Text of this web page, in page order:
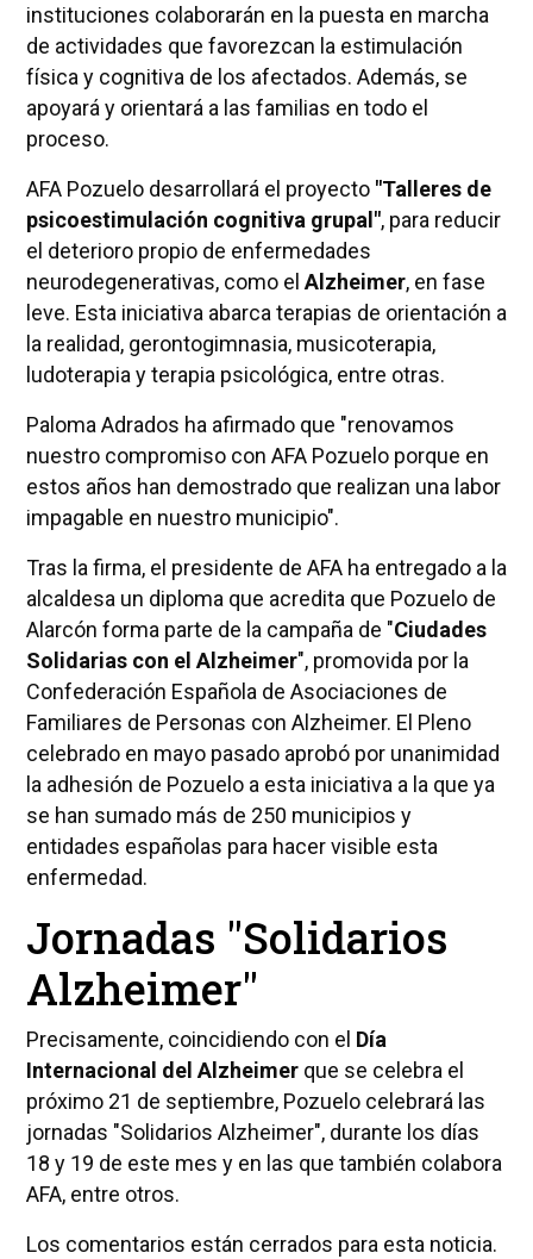
instituciones colaborarán en la puesta en marcha
de actividades que favorezcan la estimulación
física y cognitiva de los afectados. Además, se
apoyará y orientará a las familias en todo el
proceso.
AFA Pozuelo desarrollará el proyecto "Talleres de
psicoestimulación cognitiva grupal", para reducir
el deterioro propio de enfermedades
neurodegenerativas, como el Alzheimer, en fase
leve. Esta iniciativa abarca terapias de orientación a
la realidad, gerontogimnasia, musicoterapia,
ludoterapia y terapia psicológica, entre otras.
Paloma Adrados ha afirmado que "renovamos
nuestro compromiso con AFA Pozuelo porque en
estos años han demostrado que realizan una labor
impagable en nuestro municipio".
Tras la firma, el presidente de AFA ha entregado a la
alcaldesa un diploma que acredita que Pozuelo de
Alarcón forma parte de la campaña de "Ciudades
Solidarias con el Alzheimer", promovida por la
Confederación Española de Asociaciones de
Familiares de Personas con Alzheimer. El Pleno
celebrado en mayo pasado aprobó por unanimidad
la adhesión de Pozuelo a esta iniciativa a la que ya
se han sumado más de 250 municipios y
entidades españolas para hacer visible esta
enfermedad.
Jornadas "Solidarios
Alzheimer"
Precisamente, coincidiendo con el Día
Internacional del Alzheimerque se celebra el
próximo 21 de septiembre, Pozuelo celebrará las
jornadas "Solidarios Alzheimer", durante los días
18 y 19 de este mes y en las que también colabora
AFA, entre otros.
Los comentarios están cerrados para esta noticia.